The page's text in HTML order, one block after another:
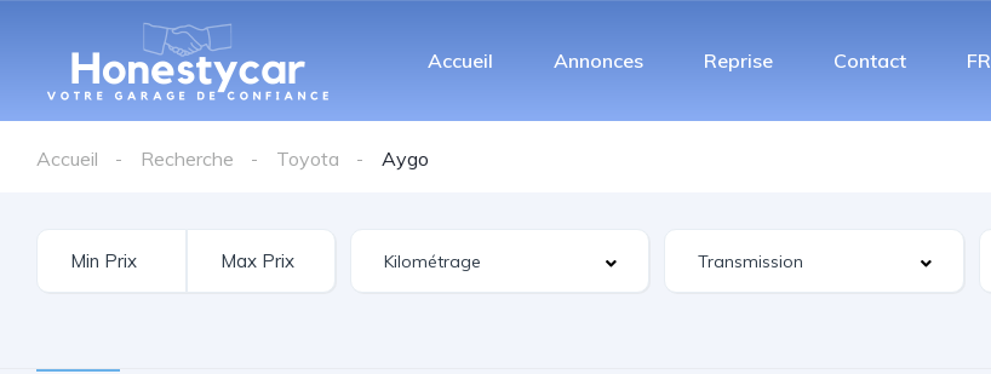
Accueil Annonces Reprise Contact FR
Accueil Recherche Toyota Aygo